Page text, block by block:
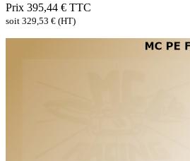
Prix 395,44 € TTC
soit 329,53 € (HT)